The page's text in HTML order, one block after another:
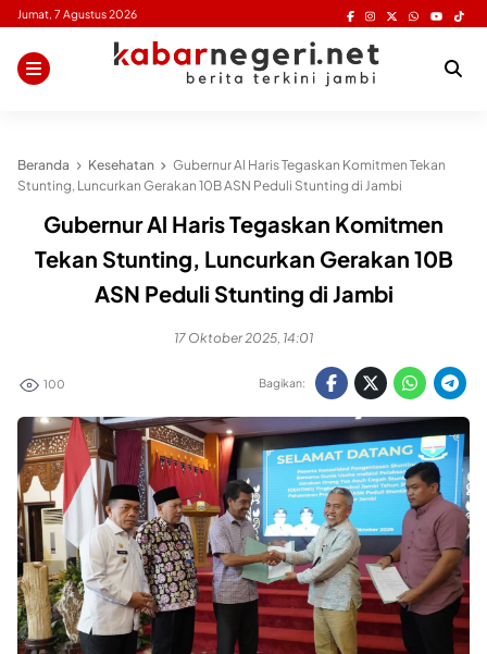
Skip
content
Jumat, 7 Agustus 2026
Beranda Kesehatan
Gubernur Al Haris Tegaskan Komitmen Tekan
Stunting, Luncurkan Gerakan 10B ASN Peduli Stunting di Jambi
Gubernur Al Haris Tegaskan Komitmen
Tekan Stunting, Luncurkan Gerakan 10B
ASN Peduli Stunting di Jambi
17 Oktober 2025, 14:01
100 Bagikan: